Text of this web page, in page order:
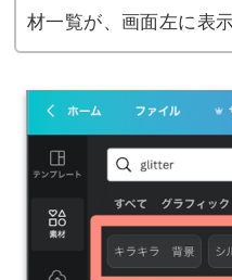
材一覧が、画面左に表示